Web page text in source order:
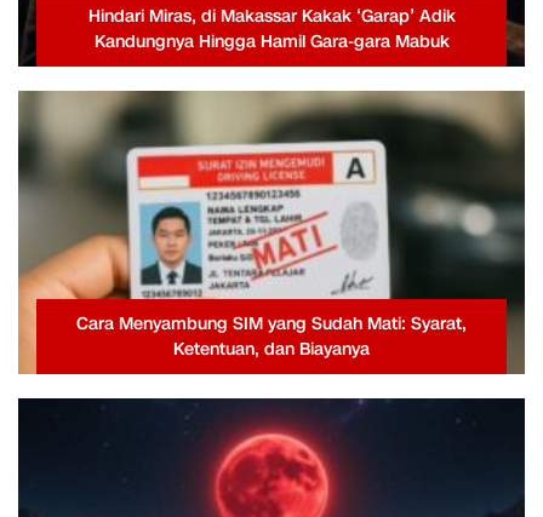
Hindari Miras, di Makassar Kakak ‘Garap’ Adik
Kandungnya Hingga Hamil Gara-gara Mabuk
Cara Menyambung SIM yang Sudah Mati: Syarat,
Ketentuan, dan Biayanya